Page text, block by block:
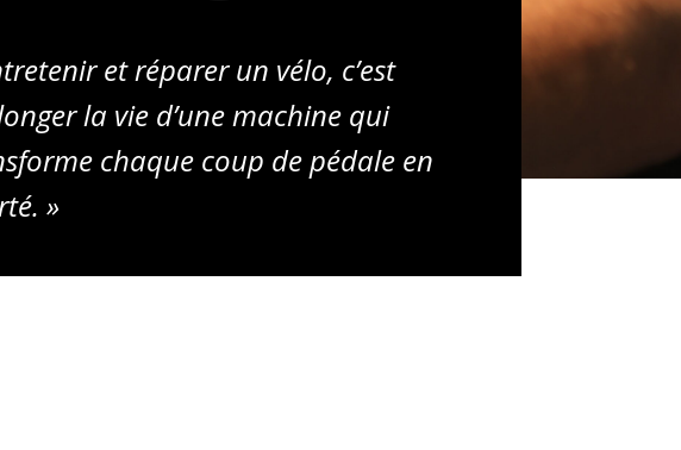
et réparer un vélo, c’est
la vie d’une machine qui
chaque coup de pédale en
»